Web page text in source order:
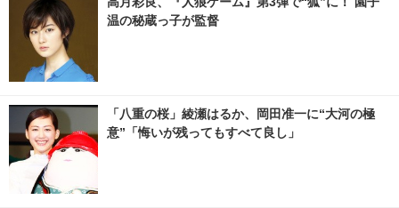
温の秘蔵っ子が監督
「八重の桜」綾瀬はるか、岡田准一に“大河の極
意”「悔いが残ってもすべて良し」